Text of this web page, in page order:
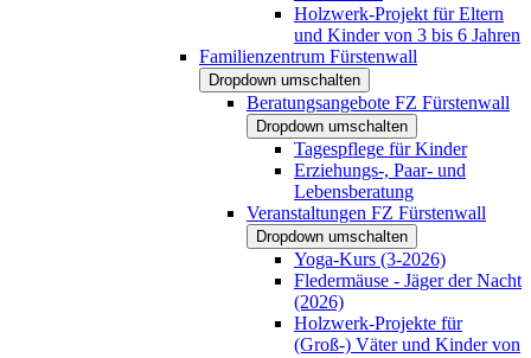
Holzwerk-Projekt für Eltern
und Kinder von 3 bis 6 Jahren
Familienzentrum Fürstenwall
Dropdown umschalten
Beratungsangebote FZ Fürstenwall
Dropdown umschalten
Tagespflege für Kinder
Erziehungs-, Paar- und
Lebensberatung
Veranstaltungen FZ Fürstenwall
Dropdown umschalten
Yoga-Kurs (3-2026)
Fledermäuse - Jäger der Nacht
(2026)
Holzwerk-Projekte für
(Groß-) Väter und Kinder von